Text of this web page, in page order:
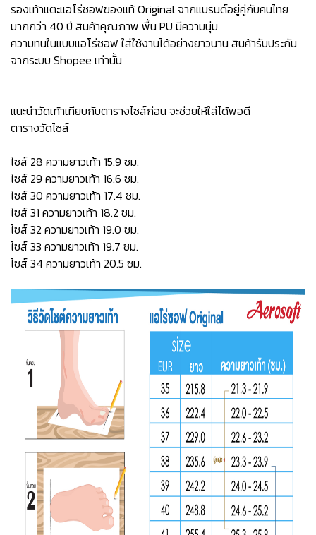
รองเท้าแตะแอโร่ซอฟของแท้ Original จากแบรนด์อยู่คู่กับคนไทย
มากกว่า 40 ปี สินค้าคุณภาพ พื้น PU มีความนุ่ม
ความทนในแบบแอโร่ซอฟ ใส่ใช้งานได้อย่างยาวนาน สินค้ารับประกัน
จากระบบ Shopee เท่านั้น
แนะนำวัดเท้าเทียบกับตารางไซส์ก่อน จะช่วยให้ใส่ได้พอดี
ตารางวัดไซส์
ไซส์ 28 ความยาวเท้า 15.9 ซม.
ไซส์ 29 ความยาวเท้า 16.6 ซม.
ไซส์ 30 ความยาวเท้า 17.4 ซม.
ไซส์ 31 ความยาวเท้า 18.2 ซม.
ไซส์ 32 ความยาวเท้า 19.0 ซม.
ไซส์ 33 ความยาวเท้า 19.7 ซม.
ไซส์ 34 ความยาวเท้า 20.5 ซม.